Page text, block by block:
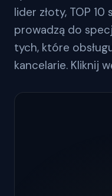
lider złoty, TOP
prowadzą do
tych, które
kancelarie. Kliknij